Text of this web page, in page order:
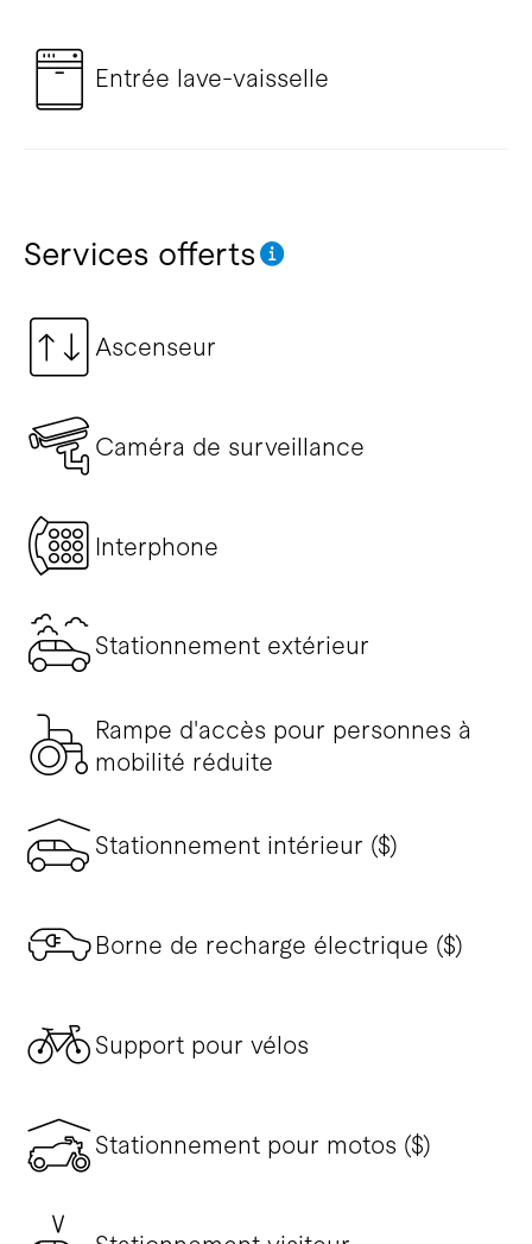
Entrée lave-vaisselle
Services offerts
Ascenseur
Caméra de surveillance
Interphone
Stationnement extérieur
Rampe d'accès pour personnes à
mobilité réduite
Stationnement intérieur ($)
Borne de recharge électrique ($)
Support pour vélos
Stationnement pour motos ($)